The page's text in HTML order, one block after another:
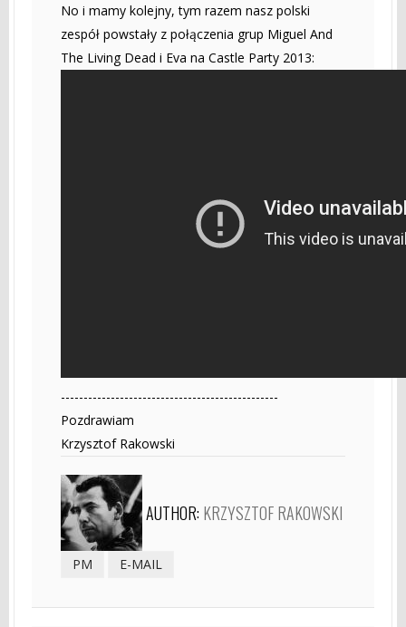
No i mamy kolejny, tym razem nasz polski
zespół powstały z połączenia grup Miguel And
The Living Dead i Eva na Castle Party 2013:
------------------------------------------------
Pozdrawiam
Krzysztof Rakowski
AUTHOR: KRZYSZTOF RAKOWSKI
PM E-MAIL